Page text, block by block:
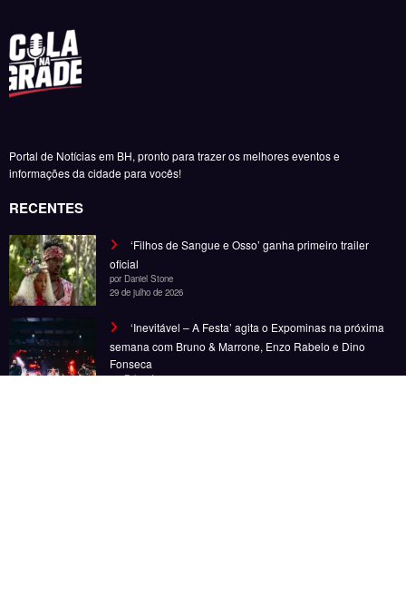
Bruno & Marrone, Enzo Rabelo e Dino Fonseca
por Felipe Jesus
28 de outubro de 2025
Noticias Entretenimento Gastronomia
© Copyright 2025, Todos os direitos reservados | Desenvolvido por Fênace
Comunicação e Marketing | Powered BySpiceThemes